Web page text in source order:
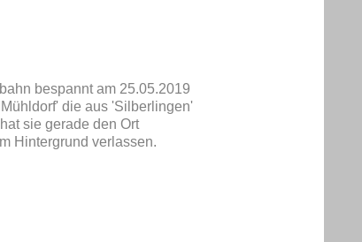
bespannt am 25.05.2019
die aus 'Silberlingen'
sie gerade den Ort
Hintergrund verlassen.